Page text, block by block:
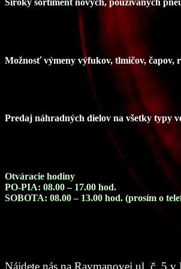
Široký sortiment nových, používaných
Možnosť výmeny výfukov, tlmičov, čapov,
Predaj náhradných dielov na všetky typy
Otváracie hodiny
PO-PIA: 08.00 – 17.00 hod.
SOBOTA: 08.00 – 13.00 hod. (prosím o
Nájdete nás na Raymanovej ul. č. 5